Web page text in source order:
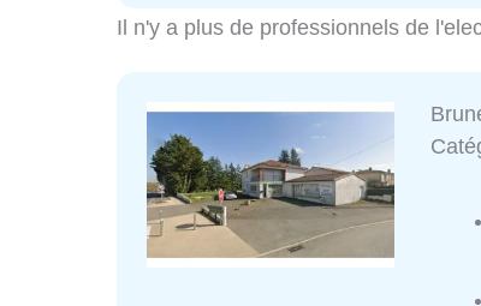
Il n'y a plus de professionnels de